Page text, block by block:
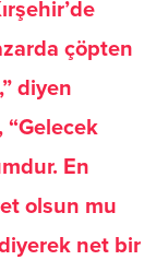
çöpten
diyen
“Gelecek
En
olsun mu
net bir